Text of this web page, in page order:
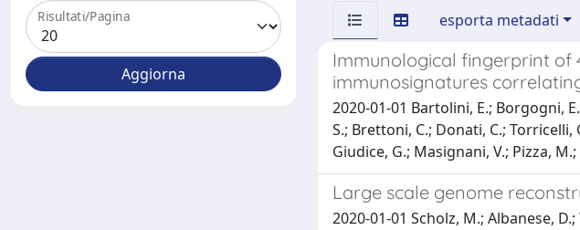
Risultati/Pagina esporta metadati
Immunological fingerprint of
immunosignatures
2020-01-01 Bartolini, E.; Borgogni,
S.; Brettoni, C.; Donati, C.; Torricelli,
Giudice, G.; Masignani, V.; Pizza,
Large scale genome
2020-01-01 Scholz, M.; Albanese,